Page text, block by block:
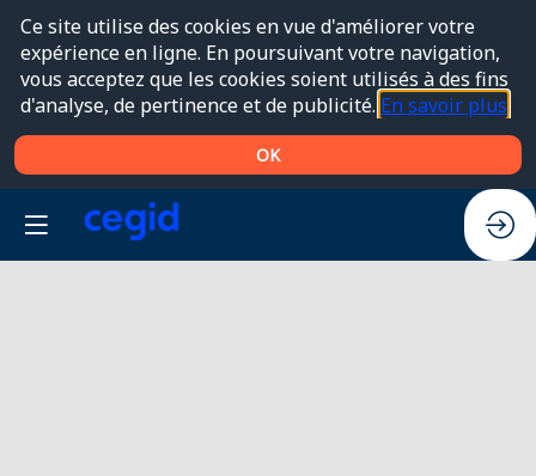
Ce site utilise des cookies en vue d'améliorer votre
expérience en ligne. En poursuivant votre navigation,
vous acceptez que les cookies soient utilisés à des fins
d'analyse, de pertinence et de publicité. En savoir plus
OK